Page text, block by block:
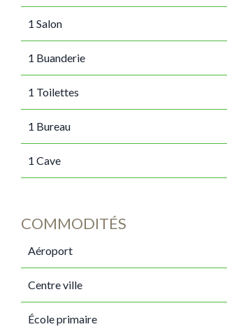
1 Salon
1 Buanderie
1 Toilettes
1 Bureau
1 Cave
COMMODITÉS
Aéroport
Centre ville
École primaire